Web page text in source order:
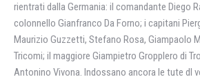
rientrati dalla Germania: il comandante Diego
colonnello Gianfranco Da Forno; i capitani
Maurizio Guzzetti, Stefano Rosa, Giampaolo
Tricomi; il maggiore Giampietro Gropplero di
Antonino Vivona. Indossano ancora le tute dl